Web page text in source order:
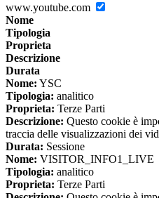
www.youtube.com
Nome
Tipologia
Proprieta
Descrizione
Durata
Nome: YSC
Tipologia: analitico
Proprieta: Terze Parti
Descrizione: Questo cookie è
traccia delle visualizzazioni dei
Durata: Sessione
Nome: VISITOR_INFO1_LIVE
Tipologia: analitico
Proprieta: Terze Parti